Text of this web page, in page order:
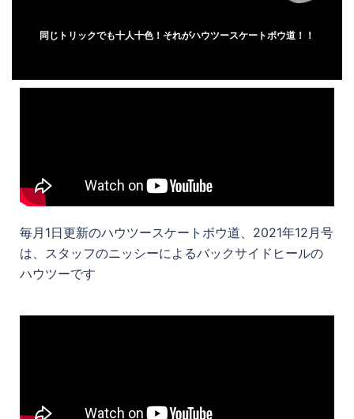
同じトリックでも十人十色！それがハウツースケートボウ道！！
毎月1日更新のハウツースケートボウ道、2021年12月号
は、スタッフのニッシーによるバックサイドヒールの
ハウツーです